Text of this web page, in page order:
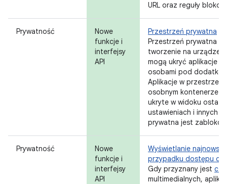
URL oraz reguły
Prywatność
Nowe
funkcje i
interfejsy
API
Przestrzeń prywatna
Przestrzeń prywatna
tworzenie na
mogą ukryć aplikacje
osobami pod
Aplikacje w przestrzeni
osobnym kontenerze
ukryte w widoku
ustawieniach i innych
prywatna jest
Prywatność
Nowe
funkcje i
interfejsy
API
Wyświetlanie
przypadku dostępu do
Gdy przyznany jest
multimedialnych,